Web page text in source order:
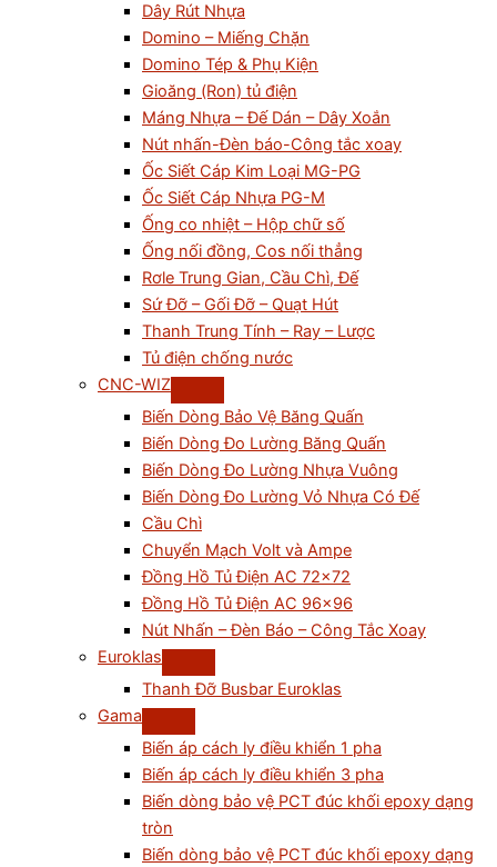
Dây Rút Nhựa
Domino – Miếng Chặn
Domino Tép & Phụ Kiện
Gioăng (Ron) tủ điện
Máng Nhựa – Đế Dán – Dây Xoắn
Nút nhấn-Đèn báo-Công tắc xoay
Ốc Siết Cáp Kim Loại MG-PG
Ốc Siết Cáp Nhựa PG-M
Ống co nhiệt – Hộp chữ số
Ống nối đồng, Cos nối thẳng
Rơle Trung Gian, Cầu Chì, Đế
Sứ Đỡ – Gối Đỡ – Quạt Hút
Thanh Trung Tính – Ray – Lược
Tủ điện chống nước
CNC-WIZ
Biến Dòng Bảo Vệ Băng Quấn
Biến Dòng Đo Lường Băng Quấn
Biến Dòng Đo Lường Nhựa Vuông
Biến Dòng Đo Lường Vỏ Nhựa Có Đế
Cầu Chì
Chuyển Mạch Volt và Ampe
Đồng Hồ Tủ Điện AC 72×72
Đồng Hồ Tủ Điện AC 96×96
Nút Nhấn – Đèn Báo – Công Tắc Xoay
Euroklas
Thanh Đỡ Busbar Euroklas
Gama
Biến áp cách ly điều khiển 1 pha
Biến áp cách ly điều khiển 3 pha
Biến dòng bảo vệ PCT đúc khối epoxy dạng
tròn
Biến dòng bảo vệ PCT đúc khối epoxy dạng